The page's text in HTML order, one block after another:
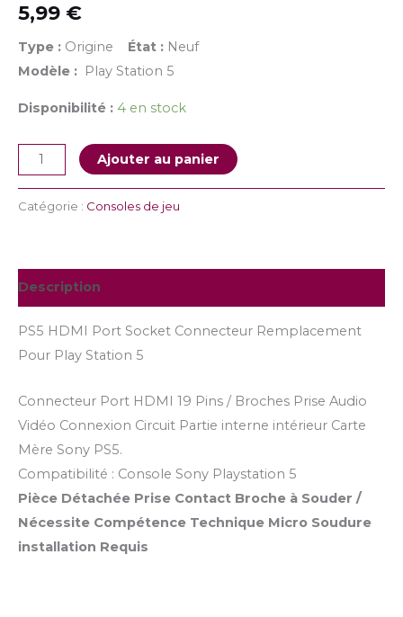
5,99 €
Type : Origine État : Neuf
Modèle : Play Station 5
Disponibilité : 4 en stock
Ajouter au panier
Catégorie : Consoles de jeu
Description
PS5 HDMI Port Socket Connecteur Remplacement
Pour Play Station 5
Connecteur Port HDMI 19 Pins / Broches Prise Audio
Vidéo Connexion Circuit Partie interne intérieur Carte
Mère Sony PS5.
Compatibilité : Console Sony Playstation 5
Pièce Détachée Prise Contact Broche à Souder /
Nécessite Compétence Technique Micro Soudure
installation Requis